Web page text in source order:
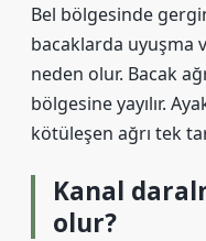
Bel bölgesinde
bacaklarda uyuşma
neden olur. Bacak
bölgesine yayılır.
kötüleşen ağrı tek
Kanal
olur?